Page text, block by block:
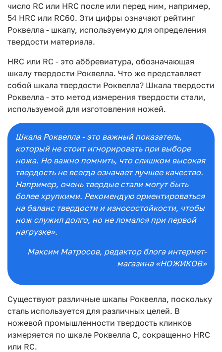
число RC или HRC после или перед ним, например,
54 HRC или RC60. Эти цифры означают рейтинг
Роквелла - шкалу, используемую для определения
твердости материала.
HRC или RC - это аббревиатура, обозначающая
шкалу твердости Роквелла. Что же представляет
собой шкала твердости Роквелла? Шкала твердости
Роквелла - это метод измерения твердости стали,
используемой для изготовления ножей.
Шкала Роквелла - это важный показатель,
который не стоит игнорировать при выборе
ножа. Но важно помнить, что слишком высокая
твердость не всегда означает лучшее качество.
Например, очень твердые стали могут быть
более хрупкими. Рекомендую ориентироваться
на баланс твердости и износостойкости, чтобы
нож служил долго, но не ломался при первой
нагрузке».
Максим Матросов, редактор блога интернет-
магазина «НОЖИКОВ»
Существуют различные шкалы Роквелла, поскольку
сталь используется для различных целей. В
ножевой промышленности твердость клинков
измеряется по шкале Роквелла C, сокращенно HRC
или RC.